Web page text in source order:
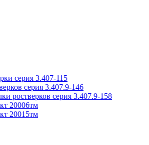
серия 3.407-115
серия 3.407.9-146
ростверков серия 3.407.9-158
20006тм
20015тм